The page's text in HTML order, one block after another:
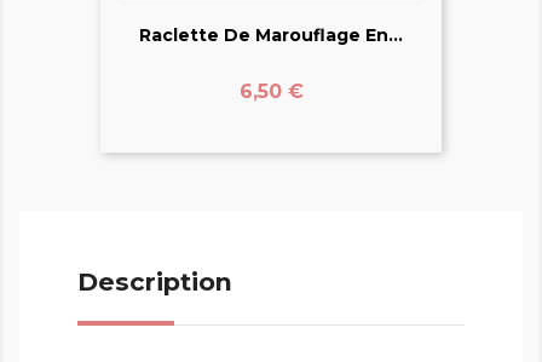
Raclette De Marouflage En...
Prix
6,50 €
Description